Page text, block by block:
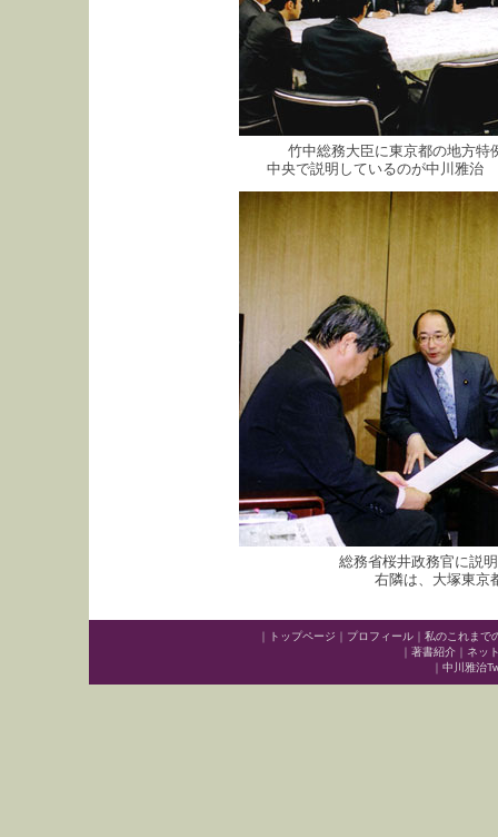
竹中総務大臣に東京都の地方特
中央で説明しているのが中川雅治
総務省桜井政務官に説
右隣は、大塚東京
｜ トップページ ｜ プロフィール ｜ 私のこれまで
｜ 著書紹介 ｜ ネッ
｜ 中川雅治